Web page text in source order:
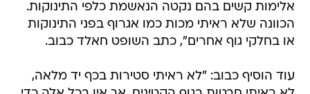
אלימות קשים בהם נקטה הנאשמת כלפי התינוקות.
הכוונה שלא ראיתי מכות כמו אגרוף בפני התינוקות
או בחלקי גוף אחרים", כתב השופט חאלד כבוב.
עוד הוסיף כבוב: "לא ראיתי סטירות בכף יד מלאה,